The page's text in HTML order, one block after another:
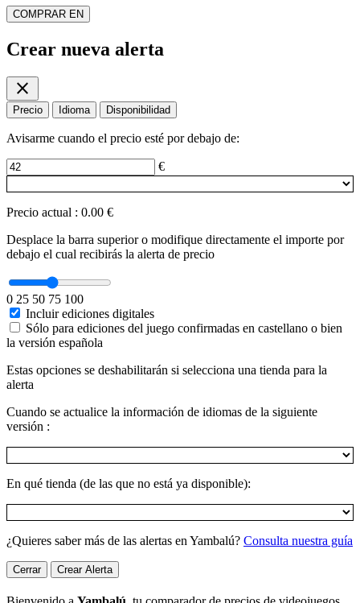
COMPRAR EN
Crear nueva alerta
close
Precio Idioma Disponibilidad
Avisarme cuando el precio esté por debajo de:
€
Precio actual : 0.00 €
Desplace la barra superior o modifique directamente el importe por
debajo el cual recibirás la alerta de precio
0 25 50 75 100
Incluir ediciones digitales
Sólo para ediciones del juego confirmadas en castellano o bien
la versión española
Estas opciones se deshabilitarán si selecciona una tienda para la
alerta
Cuando se actualice la información de idiomas de la siguiente
versión :
En qué tienda (de las que no está ya disponible):
¿Quieres saber más de las alertas en Yambalú? Consulta nuestra guía
Cerrar Crear Alerta